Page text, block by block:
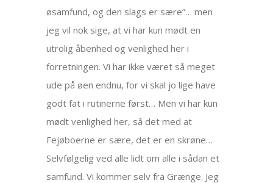
øsamfund, og den slags er sære”… men
jeg vil nok sige, at vi har kun mødt en
utrolig åbenhed og venlighed her i
forretningen. Vi har ikke været så meget
ude på øen endnu, for vi skal jo lige have
godt fat i rutinerne først… Men vi har kun
mødt venlighed her, så det med at
Fejøboerne er sære, det er en skrøne…
Selvfølgelig ved alle lidt om alle i sådan et
samfund. Vi kommer selv fra Grænge. Jeg